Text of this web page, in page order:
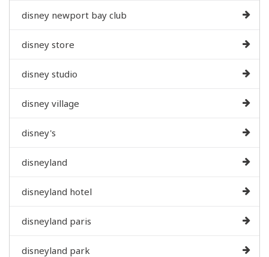
disney newport bay club
disney store
disney studio
disney village
disney's
disneyland
disneyland hotel
disneyland paris
disneyland park